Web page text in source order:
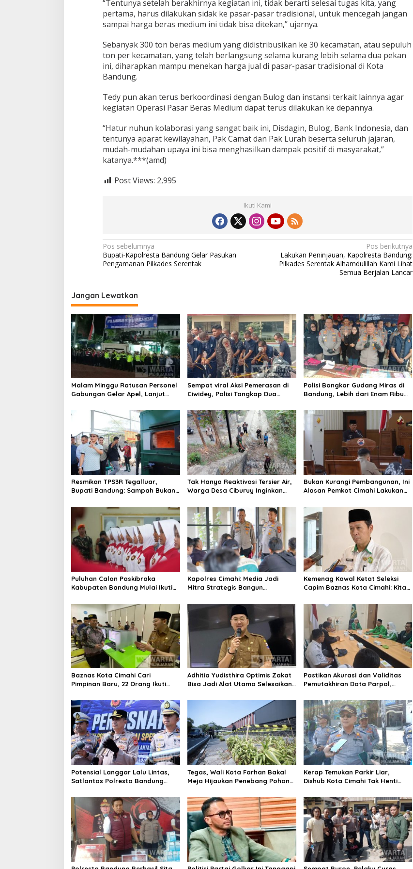
“Tentunya setelah berakhirnya kegiatan ini, tidak berarti selesai tugas kita, yang
pertama, harus dilakukan sidak ke pasar-pasar tradisional, untuk mencegah jangan
sampai harga beras medium ini tidak bisa ditekan,” ujarnya.
Sebanyak 300 ton beras medium yang didistribusikan ke 30 kecamatan, atau sepuluh
ton per kecamatan, yang telah berlangsung selama kurang lebih selama dua pekan
ini, diharapkan mampu menekan harga jual di pasar-pasar tradisional di Kota
Bandung.
Tedy pun akan terus berkoordinasi dengan Bulog dan instansi terkait lainnya agar
kegiatan Operasi Pasar Beras Medium dapat terus dilakukan ke depannya.
“Hatur nuhun kolaborasi yang sangat baik ini, Disdagin, Bulog, Bank Indonesia, dan
tentunya aparat kewilayahan, Pak Camat dan Pak Lurah beserta seluruh jajaran,
mudah-mudahan upaya ini bisa menghasilkan dampak positif di masyarakat,”
katanya.***(amd)
Post Views: 2,995
Ikuti Kami
N
a
i
g
a
s
i
p
o
s
Pos sebelumnya
Bupati-Kapolresta Bandung Gelar Pasukan
Pengamanan Pilkades Serentak
Pos berikutnya
Lakukan Peninjauan, Kapolresta Bandung:
Pilkades Serentak Alhamdulillah Kami Lihat
Semua Berjalan Lancar
Jangan Lewatkan
Malam Minggu Ratusan Personel
Gabungan Gelar Apel, Lanjut
Bandung
Sempat viral Aksi Pemerasan di
Ciwidey, Polisi Tangkap Dua
Polisi Bongkar Gudang Miras di
Bandung, Lebih dari Enam Ribu
Resmikan TPS3R Tegalluar,
Bupati Bandung: Sampah Bukan
Tak Hanya Reaktivasi Tersier Air,
Warga Desa Ciburuy Inginkan
Bukan Kurangi Pembangunan, Ini
Alasan Pemkot Cimahi Lakukan
Puluhan Calon Paskibraka
Kabupaten Bandung Mulai Ikuti
Kapolres Cimahi: Media Jadi
Mitra Strategis Bangun
Kemenag Kawal Ketat Seleksi
Capim Baznas Kota Cimahi: Kita
Berintegritas
Baznas Kota Cimahi Cari
Pimpinan Baru, 22 Orang Ikuti
Adhitia Yudisthira Optimis Zakat
Bisa Jadi Alat Utama Selesaikan
Pastikan Akurasi dan Validitas
Pemutakhiran Data Parpol,
Pengawasan
Potensial Langgar Lalu Lintas,
Satlantas Polresta Bandung
Brong
Tegas, Wali Kota Farhan Bakal
Meja Hijaukan Penebang Pohon
Kerap Temukan Parkir Liar,
Dishub Kota Cimahi Tak Henti